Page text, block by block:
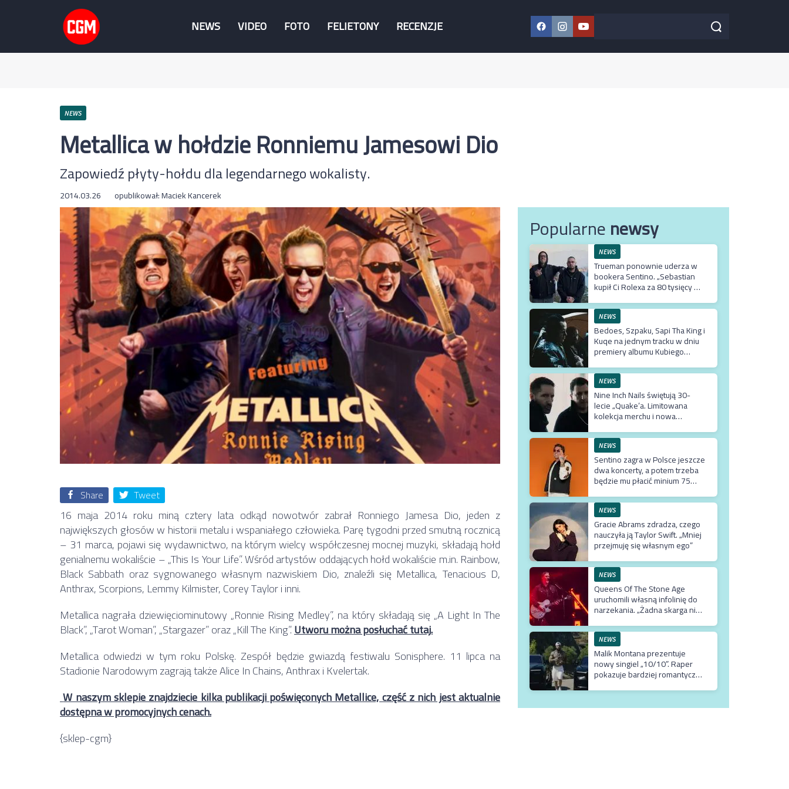
NEWS VIDEO FOTO FELIETONY RECENZJE Facebook
Instagram
YouTube
Szukaj w serwisie Szukaj
NEWS
Metallica w hołdzie Ronniemu Jamesowi Dio
Zapowiedź płyty-hołdu dla legendarnego wokalisty.
2014.03.26 opublikował:Maciek Kancerek
Share Tweet
16 maja 2014 roku miną cztery lata odkąd nowotwór zabrał Ronniego Jamesa Dio, jeden z
największych głosów w historii metalu i wspaniałego człowieka. Parę tygodni przed smutną rocznicą
– 31 marca, pojawi się wydawnictwo, na którym wielcy współczesnej mocnej muzyki, składają hołd
genialnemu wokaliście – „This Is Your Life”. Wśród artystów oddających hołd wokaliście m.in. Rainbow,
Black Sabbath oraz sygnowanego własnym nazwiskiem Dio, znaleźli się Metallica, Tenacious D,
Anthrax, Scorpions, Lemmy Kilmister, Corey Taylor i inni.
Metallica nagrała dziewięciominutowy „Ronnie Rising Medley”, na który składają się „A Light In The
Black”, „Tarot Woman”, „Stargazer” oraz „Kill The King”.Utworu można posłuchać tutaj.
Metallica odwiedzi w tym roku Polskę. Zespół będzie gwiazdą festiwalu Sonisphere. 11 lipca na
Stadionie Narodowym zagrają także Alice In Chains, Anthrax i Kvelertak.
W naszym sklepie znajdziecie kilka publikacji poświęconych Metallice, część z nich jest aktualnie
dostępna w promocyjnych cenach.
{sklep-cgm}
Popularnenewsy
NEWS
Trueman ponownie uderza w
bookera Sentino. „Sebastian
kupił Ci Rolexa za 80 tysięcy w
krzywe umowy”
NEWS
Bedoes, Szpaku, Sapi Tha King i
Kuqe na jednym tracku w dniu
premiery albumu Kubiego
NEWS
Nine Inch Nails świętują 30-
lecie „Quake’a. Limitowana
kolekcja merchu i nowa
NEWS
Sentino zagra w Polsce jeszcze
dwa koncerty, a potem trzeba
będzie mu płacić minium 75
kraju
NEWS
Gracie Abrams zdradza, czego
nauczyła ją Taylor Swift. „Mniej
przejmuję się własnym ego”
NEWS
Queens Of The Stone Age
uruchomili własną infolinię do
narzekania. „Żadna skarga nie
NEWS
Malik Montana prezentuje
nowy singiel „10/10”. Raper
pokazuje bardziej romantyczne